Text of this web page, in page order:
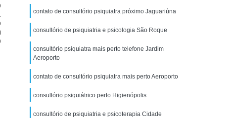
Tratamento Crise de Ansiedade
Tratamento de Ansiedade
Tratamento para Ansiedade e Depressão
Ansiedade Interior de São Paulo
Paulo
Tratamento para Crise de Ansiedade
Transtorno de Ansiedade
de Ansiedade Generalizada
contato de consultório psiquiatra próximo Jaguariúna
consultório de psiquiatria e psicologia São Roque
consultório psiquiatra mais perto telefone Jardim
Aeroporto
contato de consultório psiquiatra mais perto Aeroporto
consultório psiquiátrico perto Higienópolis
consultório de psiquiatria e psicoterapia Cidade